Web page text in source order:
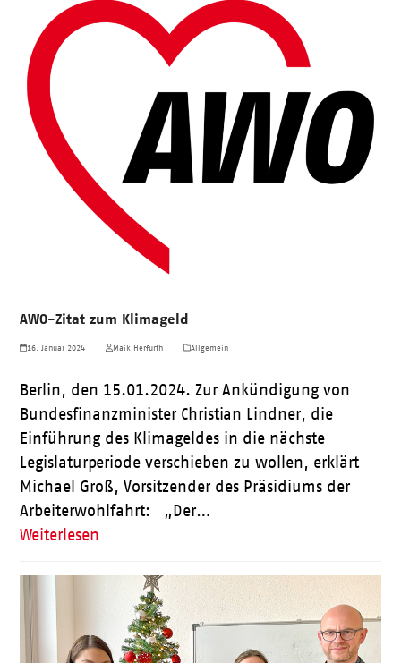
AWO-Zitat zum Klimageld
16. Januar 2024 Maik Herfurth Allgemein
Berlin, den 15.01.2024. Zur Ankündigung von
Bundesfinanzminister Christian Lindner, die
Einführung des Klimageldes in die nächste
Legislaturperiode verschieben zu wollen, erklärt
Michael Groß, Vorsitzender des Präsidiums der
Arbeiterwohlfahrt: „Der…
Weiterlesen